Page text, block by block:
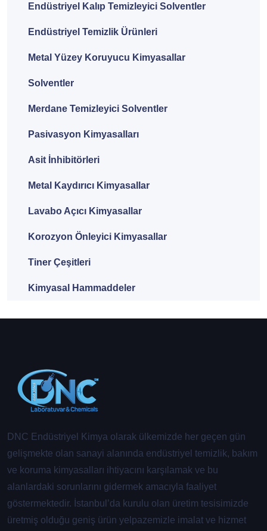
Endüstriyel Kalıp Temizleyici Solventler
Endüstriyel Temizlik Ürünleri
Metal Yüzey Koruyucu Kimyasallar
Solventler
Merdane Temizleyici Solventler
Pasivasyon Kimyasalları
Asit İnhibitörleri
Metal Kaydırıcı Kimyasallar
Lavabo Açıcı Kimyasallar
Korozyon Önleyici Kimyasallar
Tiner Çeşitleri
Kimyasal Hammaddeler
DNC Endüstriyel Kimya olarak ülkemizde her geçen gün
gelişmekte olan sanayi alanında endüstriyel temizlik, bakım
ve koruma kimyasalları ihtiyacını karşılamak ve bu
alanlardaki sorunlarını gidermek amacıyla faaliyet
göstermektedir. İstanbul’da kurulu olan üretim tesisimizde
üretmiş olduğu geniş ürün yelpazemizle imalat ve hizmet